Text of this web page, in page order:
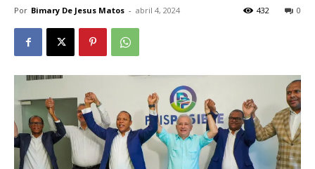
Por Bimary De Jesus Matos - abril 4, 2024 0
432